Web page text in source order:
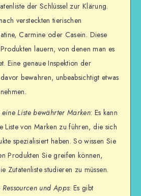
der Schlüssel zur Klärung.
versteckten tierischen
Carmine oder Casein. Diese
lauern, von denen man es
Eine genaue Inspektion der
bewahren, unbeabsichtigt etwas
eine Liste bewährter Marken: Es kann
Liste von Marken zu führen, die sich
spezialisiert haben. So wissen Sie
Produkten Sie greifen können,
Zutatenliste studieren zu müssen.
und Apps: Es gibt